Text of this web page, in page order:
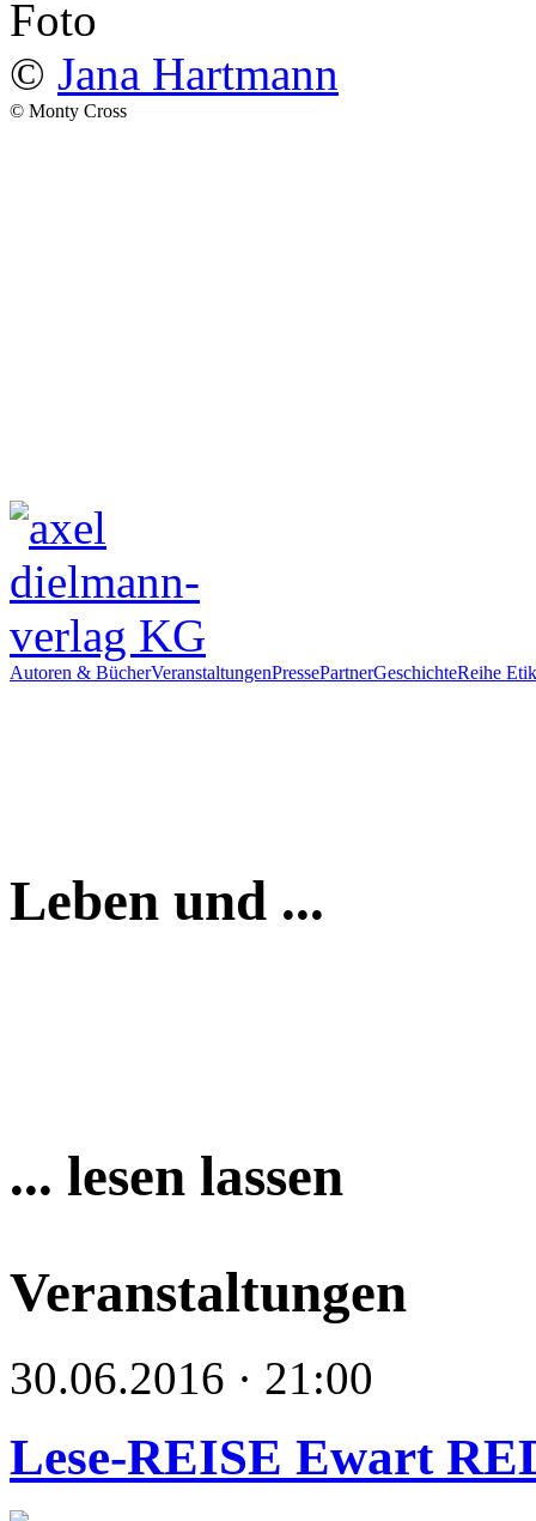
Foto
© Jana Hartmann
© Monty Cross
Autoren & BücherVeranstaltungenPressePartnerGeschichteReihe
Leben und ...
... lesen lassen
Veranstaltungen
30.06.2016 · 21:00
Lese-REISE Ewart